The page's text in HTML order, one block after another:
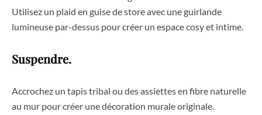
Utilisez un plaid en guise de store avec une guirlande
lumineuse par-dessus pour créer un espace cosy et intime.
Suspendre.
Accrochez un tapis tribal ou des assiettes en fibre naturelle
au mur pour créer une décoration murale originale.